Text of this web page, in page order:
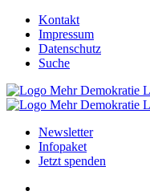
Kontakt
Impressum
Datenschutz
Suche
Newsletter
Infopaket
Jetzt spenden